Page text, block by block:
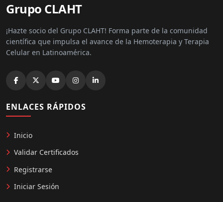
Grupo CLAHT
¡Hazte socio del Grupo CLAHT! Forma parte de la comunidad
científica que impulsa el avance de la Hemoterapia y Terapia
Celular en Latinoamérica.
ENLACES RÁPIDOS
Inicio
Validar Certificados
Registrarse
Iniciar Sesión